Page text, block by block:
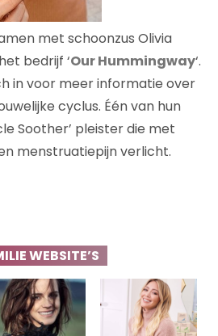
met schoonzus Olivia
bedrijf ‘Our Hummingway‘.
in voor meer informatie over
cyclus. Één van hun
Soother’ pleister die met
menstruatiepijn verlicht.
WEBSITE’S